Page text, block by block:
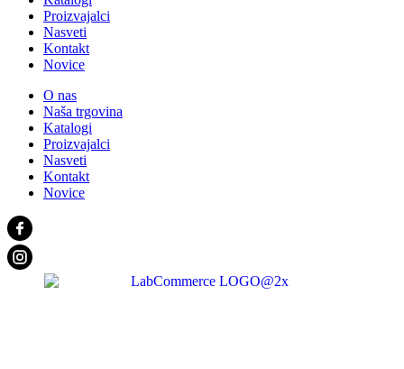
Proizvajalci
Nasveti
Kontakt
Novice
O nas
Naša trgovina
Katalogi
Proizvajalci
Nasveti
Kontakt
Novice